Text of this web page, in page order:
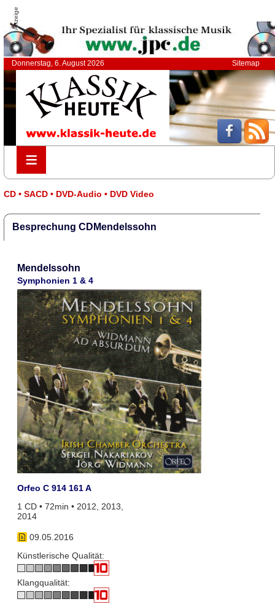
Anzeige
Donnerstag, 6. August 2026 Sitemap
≡
≡
CD • SACD • DVD-Audio • DVD Video
Besprechung CDMendelssohn
Mendelssohn
Symphonien 1 & 4
Orfeo C 914 161 A
1 CD • 72min • 2012, 2013,
2014
09.05.2016
Künstlerische Qualität:
Klangqualität: